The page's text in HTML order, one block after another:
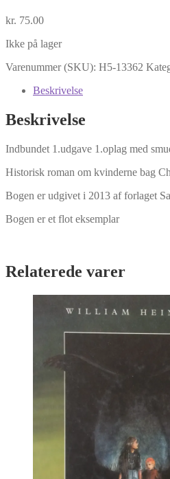
kr. 75.00
Ikke på lager
Varenummer (SKU): H5-13362
Beskrivelse
Beskrivelse
Indbundet 1.udgave 1.oplag med
Historisk roman om kvinderne bag
Bogen er udgivet i 2013 af forlaget
Bogen er et flot eksemplar
Relaterede varer